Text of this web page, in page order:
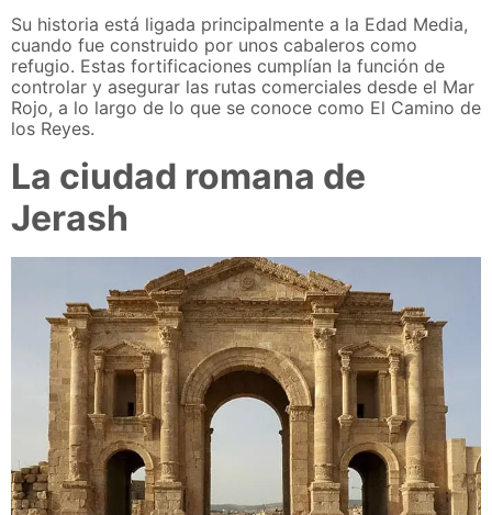
Su historia está ligada principalmente a la Edad Media,
cuando fue construido por unos cabaleros como
refugio. Estas fortificaciones cumplían la función de
controlar y asegurar las rutas comerciales desde el Mar
Rojo, a lo largo de lo que se conoce como El Camino de
los Reyes.
La ciudad romana de
Jerash